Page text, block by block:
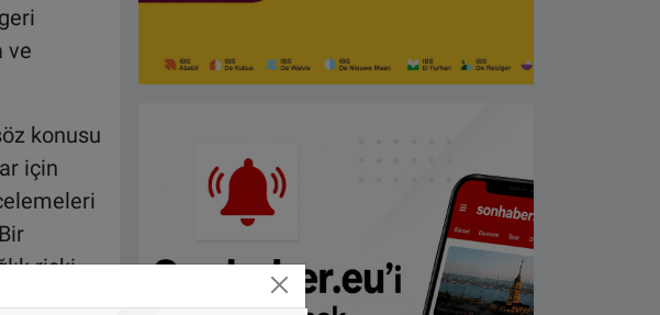
ve
konusu
için
riski